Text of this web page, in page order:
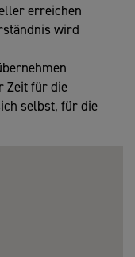
erreichen
wird
Zeit für die
selbst, für die